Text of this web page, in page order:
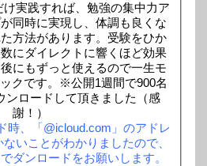
け実践すれば、勉強の集中力ア
同時に実現し、体調も良くな
方法があります。受験をひか
にダイレクトに響くほど効果
にもずっと使えるので一生モ
クです。※公開1週間で900名
ンロードして頂きました（感
謝！）
時、「@icloud.com」のアドレ
いことがわかりましたので、
ダンロードをお願いします。